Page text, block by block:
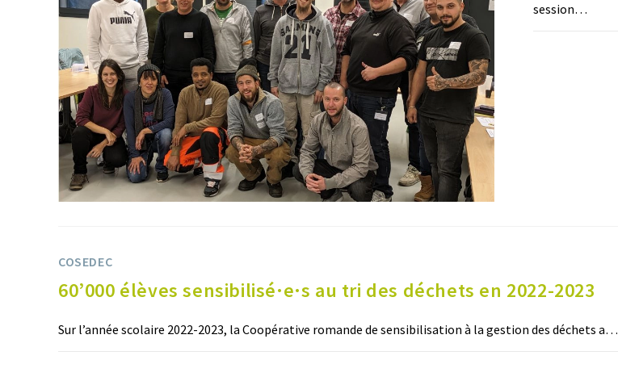
session…
COSEDEC
60’000 élèves sensibilisé·e·s au tri des déchets en 2022-2023
Sur l’année scolaire 2022-2023, la Coopérative romande de sensibilisation à la gestion des déchets a…